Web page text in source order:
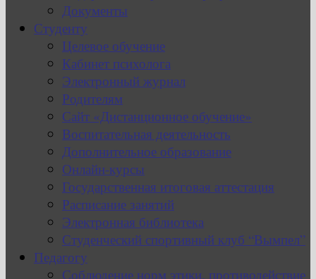
Документы
Студенту
Целевое обучение
Кабинет психолога
Электронный журнал
Родителям
Сайт «Дистанционное обучение»
Воспитательная деятельность
Дополнительное образование
Онлайн-курсы
Государственная итоговая аттестация
Расписание занятий
Электронная библиотека
Студенческий спортивный клуб “Вымпел”
Педагогу
Соблюдение норм этики, противодействие